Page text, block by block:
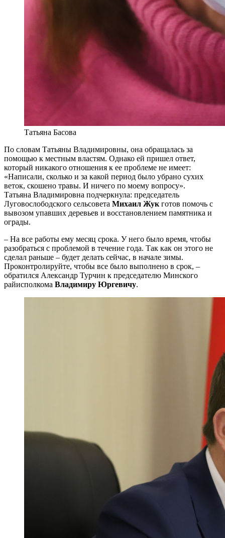
Татьяна Басова
По словам Татьяны Владимировны, она обращалась за
помощью к местным властям. Однако ей пришел ответ,
который никакого отношения к ее проблеме не имеет:
«Написали, сколько и за какой период было убрано сухих
веток, скошено травы. И ничего по моему вопросу».
Татьяна Владимировна подчеркнула: председатель
Луговослободского сельсовета Михаил Жук готов помочь с
вывозом упавших деревьев и восстановлением памятника и
ограды.
– На все работы ему месяц срока. У него было время, чтобы
разобраться с проблемой в течение года. Так как он этого не
сделал раньше – будет делать сейчас, в начале зимы.
Проконтролируйте, чтобы все было выполнено в срок, –
обратился Александр Турчин к председателю Минского
райисполкома Владимиру Юргевичу.